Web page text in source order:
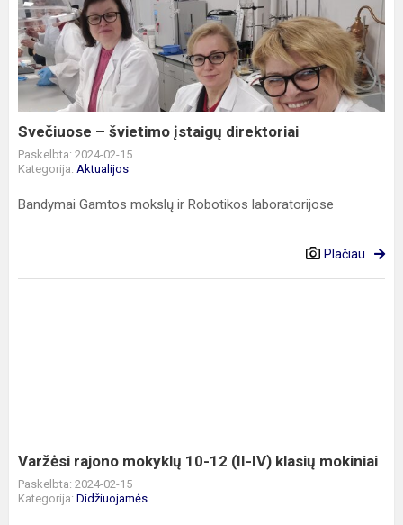
švietimo
įstaigų
direktoriai
Svečiuose – švietimo įstaigų direktoriai
Paskelbta: 2024-02-15
Kategorija: Aktualijos
Bandymai Gamtos mokslų ir Robotikos laboratorijose
Plačiau
klasių
mokiniai
Varžėsi rajono mokyklų 10-12 (II-IV) klasių mokiniai
Paskelbta: 2024-02-15
Kategorija: Didžiuojamės